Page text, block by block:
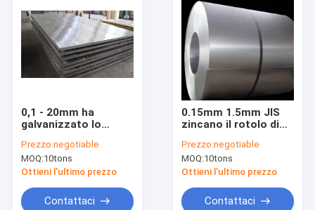
0,1 - 20mm ha
galvanizzato lo
AZ100 zincano lo
strato coprente di
alluminio
Prezzo:negotiable
MOQ:10tons
Ottieni l'ultimo prezzo
Contattaci
0.15mm 1.5mm JIS
zincano il rotolo di
freddo rivestito HDP
PVDF della lamiera
sottile
Prezzo:negotiable
MOQ:10tons
Ottieni l'ultimo prezzo
Contattaci